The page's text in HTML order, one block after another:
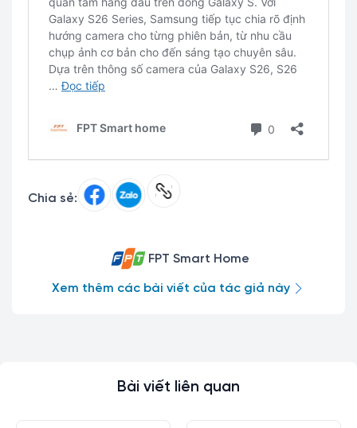
Chia sẻ:
FPT Smart Home
Xem thêm các bài viết của tác giả này
Bài viết liên quan